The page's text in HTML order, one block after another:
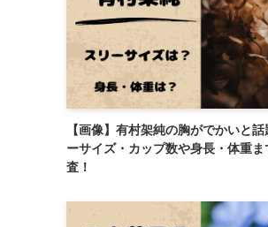
【画像】有村架純の胸がでかいと話
ーサイズ・カップ数や身長・体重ま
査！